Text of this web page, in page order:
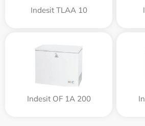
Indesit TLAA 10
Indesit OF 1A 200